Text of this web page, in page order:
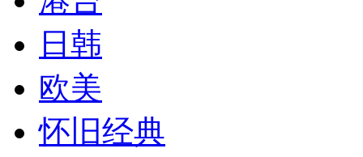
日韩
欧美
怀旧经典